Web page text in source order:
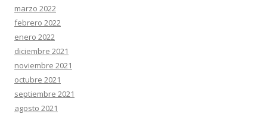
marzo 2022
febrero 2022
enero 2022
diciembre 2021
noviembre 2021
octubre 2021
septiembre 2021
agosto 2021